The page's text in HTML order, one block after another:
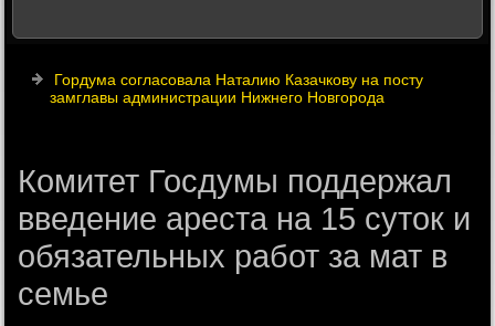
Гордума согласовала Наталию Казачкову на посту
замглавы администрации Нижнего Новгорода
Комитет Госдумы поддержал
введение ареста на 15 суток и
обязательных работ за мат в
семье